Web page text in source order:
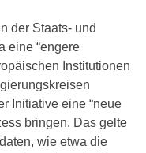
der Staats- und
eine “engere
Institutionen
Initiative eine “neue
bringen. Das gelte
wie etwa die